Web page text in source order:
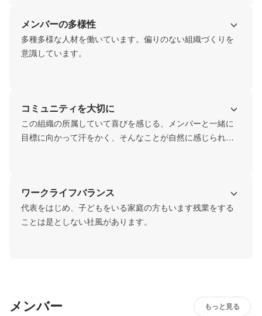
メンバーの多様性
多種多様な人材を働いています。偏りのない組織づくりを
意識しています。
コミュニティを大切に
この組織の所属していて喜びを感じる、メンバーと一緒に
目標に向かって汗をかく、そんなことが自然に感じられる
ワークライフバランス
代表をはじめ、子どもをいる家庭の方もいます残業をする
ことは是としない社風があります。
メンバー もっと見る